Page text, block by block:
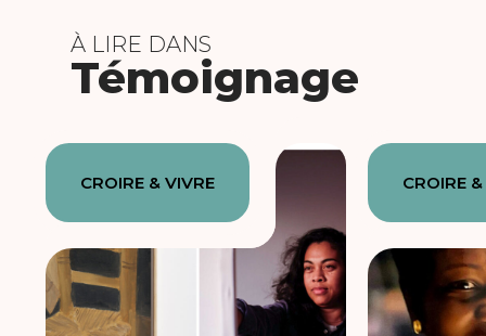
À LIRE DANS
Témoignage
CROIRE & VIVRE CROIRE